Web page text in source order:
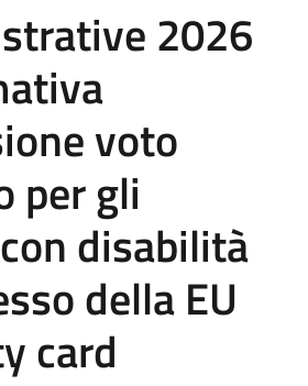
2026
voto
per gli
disabilità
della EU
card